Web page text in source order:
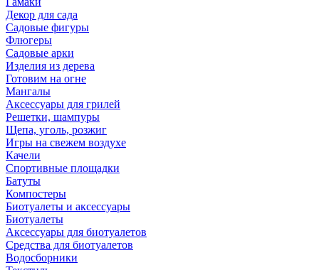
Декор для сада
Садовые фигуры
Флюгеры
Садовые арки
Изделия из дерева
Готовим на огне
Мангалы
Аксессуары для грилей
Решетки, шампуры
Щепа, уголь, розжиг
Игры на свежем воздухе
Качели
Спортивные площадки
Батуты
Компостеры
Биотуалеты и аксессуары
Биотуалеты
Аксессуары для биотуалетов
Средства для биотуалетов
Водосборники